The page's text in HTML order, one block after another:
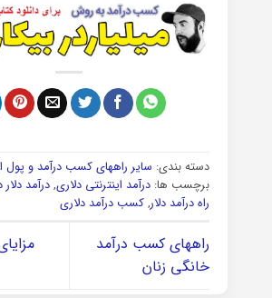
دسته بندی: سایر راههای کسب درآمد و پول
برچسب ها: درآمد اینترنتی دلاری, درآمد دلار
راه درآمد دلار, کسب درآمد دلاری
راههای کسب درآمد
خانگی زنان